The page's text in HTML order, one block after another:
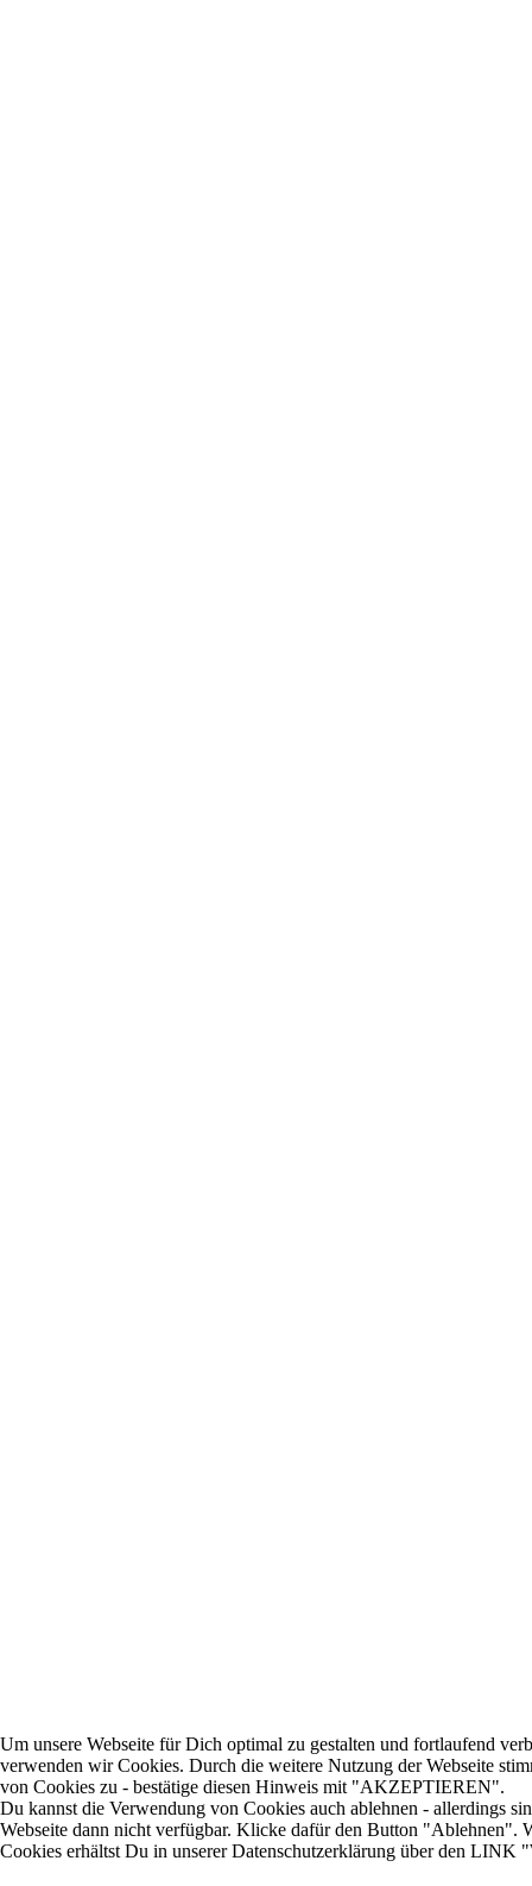
Um unsere Webseite für Dich optimal zu gestalten und fortlaufend
verwenden wir Cookies. Durch die weitere Nutzung der Webseite
von Cookies zu - bestätige diesen Hinweis mit "AKZEPTIEREN".
Du kannst die Verwendung von Cookies auch ablehnen - allerdings
Webseite dann nicht verfügbar. Klicke dafür den Button "Ablehnen".
Cookies erhältst Du in unserer Datenschutzerklärung über den LINK